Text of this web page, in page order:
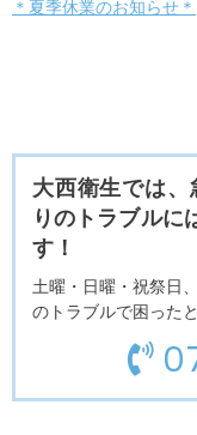
＊夏季休業のお知らせ＊
大西衛生では
りのトラブルに
す！
土曜・日曜・祝祭日
のトラブルで困った